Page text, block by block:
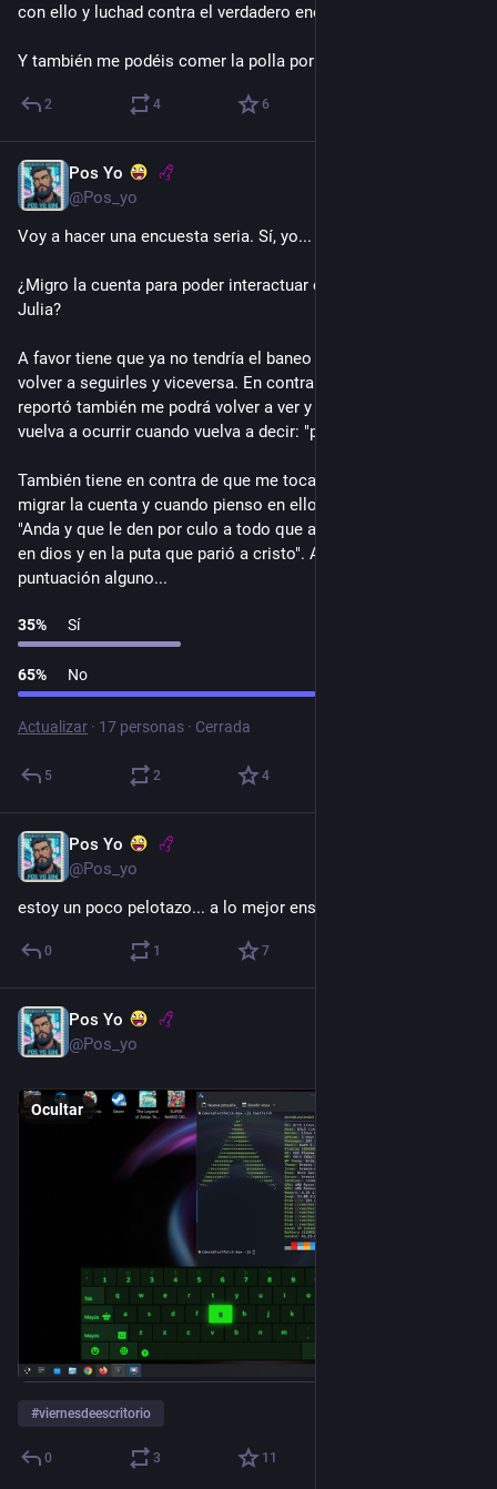
con ello y luchad contra el verdadero enemigo, el capitalismo.
Y también me podéis comer la polla por ser tan hijos de puta.
2 4 6
Pos Yo
@Pos_yo
Voy a hacer una encuesta seria. Sí, yo...
¿Migro la cuenta para poder interactuar con Pato, el Robot y
Julia?
A favor tiene que ya no tendría el baneo de social y podría
volver a seguirles y viceversa. En contra está que el que me
reportó también me podrá volver a ver y nada me dice que no
vuelva a ocurrir cuando vuelva a decir: "polla".
También tiene en contra de que me toca mucho la polla
migrar la cuenta y cuando pienso en ello me digo a mí mismo:
"Anda y que le den por culo a todo que asco de vida me cago
en dios y en la puta que parió a cristo". Así, sin signos de
puntuación alguno...
35% Sí
65% No
Actualizar · 17 personas · Cerrada
5 2 4
Pos Yo
@Pos_yo
estoy un poco pelotazo... a lo mejor enseño la polla
0 1 7
Pos Yo
@Pos_yo
Ocultar
#viernesdeescritorio
0 3 11